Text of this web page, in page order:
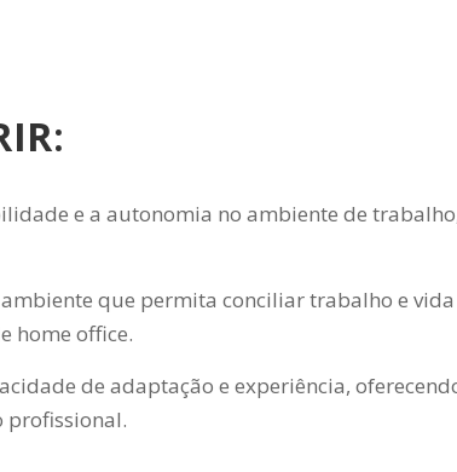
e a autonomia no ambiente de
que permita conciliar trabalho e
home office.
de adaptação e experiência,
profissional.